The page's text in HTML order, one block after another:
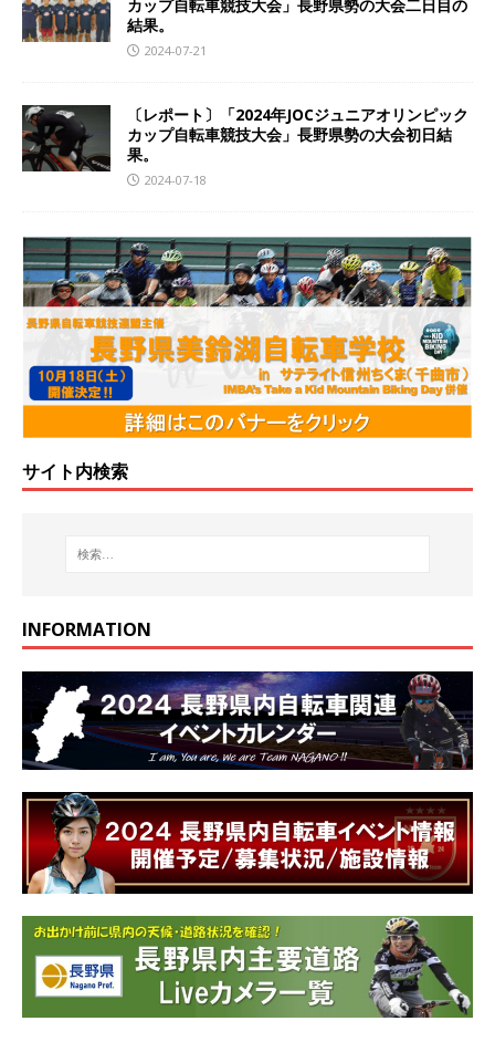
カップ自転車競技大会」長野県勢の大会二日目の
結果。
2024-07-21
〔レポート〕「2024年JOCジュニアオリンピック
カップ自転車競技大会」長野県勢の大会初日結
果。
2024-07-18
サイト内検索
INFORMATION